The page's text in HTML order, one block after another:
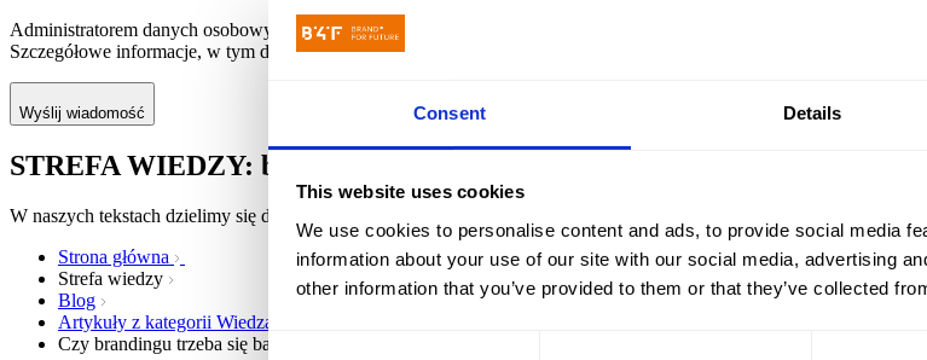
Consent Details
This website uses cookies
We use cookies to personalise content and ads, to provide social media
information about your use of our site with our social media, advertising
other information that you’ve provided to them or that they’ve collected
Consent
Administratorem danych osobowych przekazywanych w formularzu kontaktowym jest Brand4Future sp. z o.o. z
Szczegółowe informacje, w tym dotyczące przysługujących praw, znajdują się w
Wyślij wiadomość
STREFA WIEDZY: blog
W naszych tekstach dzielimy się doświadczeniami jakie zdobyliśmy przy wielu projektach brandingowych z bardzo
Strona główna
Strefa wiedzy
Blog
Artykuły z kategorii Wiedza
Czy brandingu trzeba się bać czyli jak uniknąć zagrożeń dla firmy?